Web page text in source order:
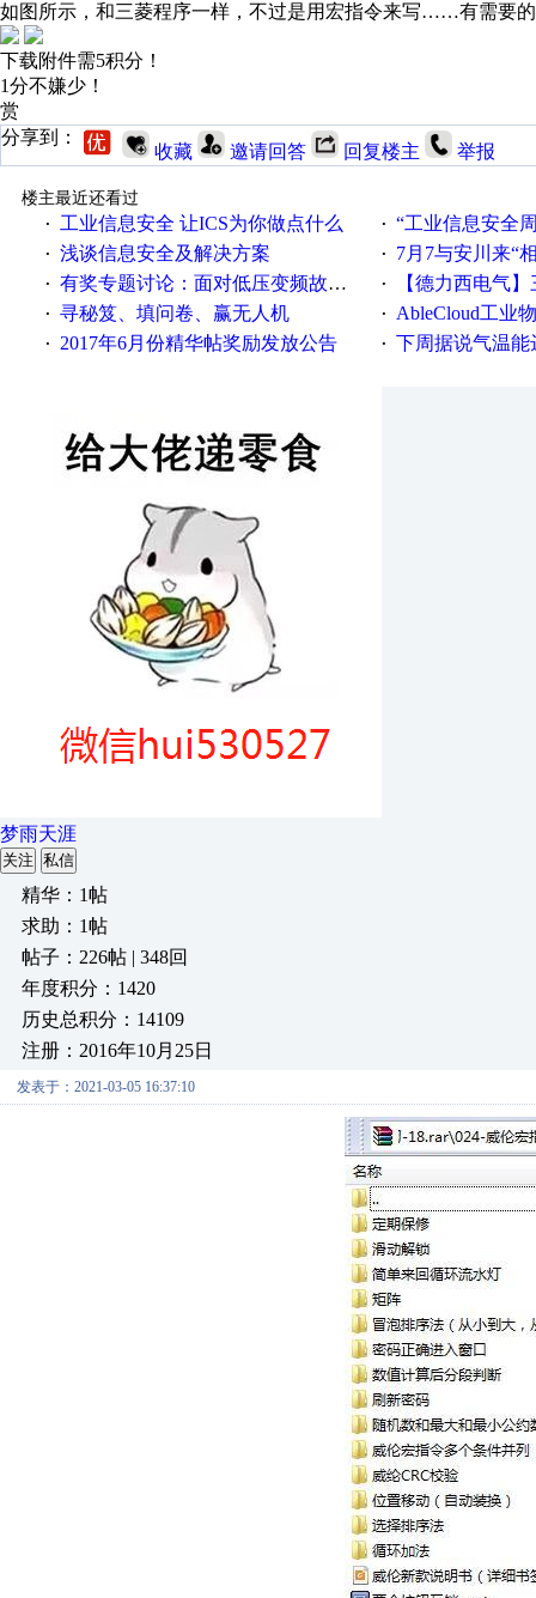
如图所示，和三菱程序一样，不过是用宏指令来写……有需要
下载附件需5积分！
1分不嫌少！
赏
分享到：
收藏 邀请回答 回复楼主 举报
楼主最近还看过
·
工业信息安全 让ICS为你做点什么 · “工业信息安全周之我见”
· 浅谈信息安全及解决方案 · 7月7与安川来“
· 有奖专题讨论：面对低压变频故障，老手是这样解决的！ · 【德力西电气】三
· 寻秘笈、填问卷、赢无人机 · AbleCloud工业物联
· 2017年6月份精华帖奖励发放公告 · 下周据说气温能
梦雨天涯
关注 私信
精华：1帖
求助：1帖
帖子：226帖 | 348回
年度积分：1420
历史总积分：14109
注册：2016年10月25日
发表于：2021-03-05 16:37:10